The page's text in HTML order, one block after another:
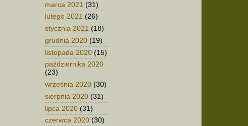
marca 2021 (31)
lutego 2021 (26)
stycznia 2021 (18)
grudnia 2020 (19)
listopada 2020 (15)
października 2020
(23)
września 2020 (30)
sierpnia 2020 (31)
lipca 2020 (31)
czerwca 2020 (30)